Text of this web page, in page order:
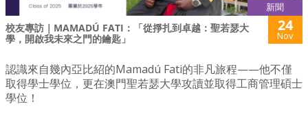
新聞
校友專訪｜MAMADÚ FATI：「從掙扎到卓越：聖若瑟大
學，開啟我未來之門的鑰匙」
24
Nov
認識來自幾內亞比紹的Mamadú Fati的非凡旅程——他不僅
取得學士學位，更在澳門聖若瑟大學攻讀並取得工商管理碩士
學位！